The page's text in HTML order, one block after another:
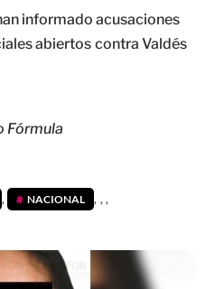
informado acusaciones
abiertos contra Valdés
Fórmula
, NACIONAL , , ,